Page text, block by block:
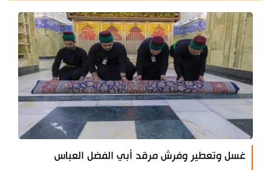
غسل وتعطير وفرش مرقد أبي الفضل العباس